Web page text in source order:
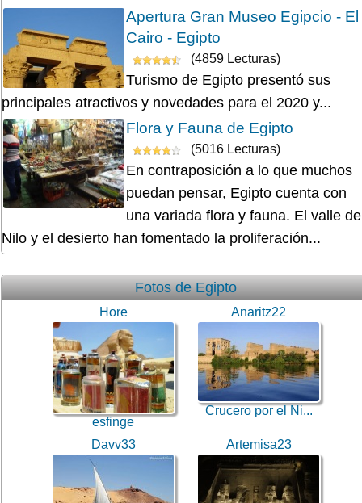
Apertura Gran Museo Egipcio - El
Cairo - Egipto
(4859 Lecturas)
Turismo de Egipto presentó sus
principales atractivos y novedades para el 2020 y...
Flora y Fauna de Egipto
(5016 Lecturas)
En contraposición a lo que muchos
puedan pensar, Egipto cuenta con
una variada flora y fauna. El valle
Nilo y el desierto han fomentado la proliferación...
Fotos de Egipto
Hore
esfinge
Anaritz22
Crucero por el Ni...
Davv33 Artemisa23